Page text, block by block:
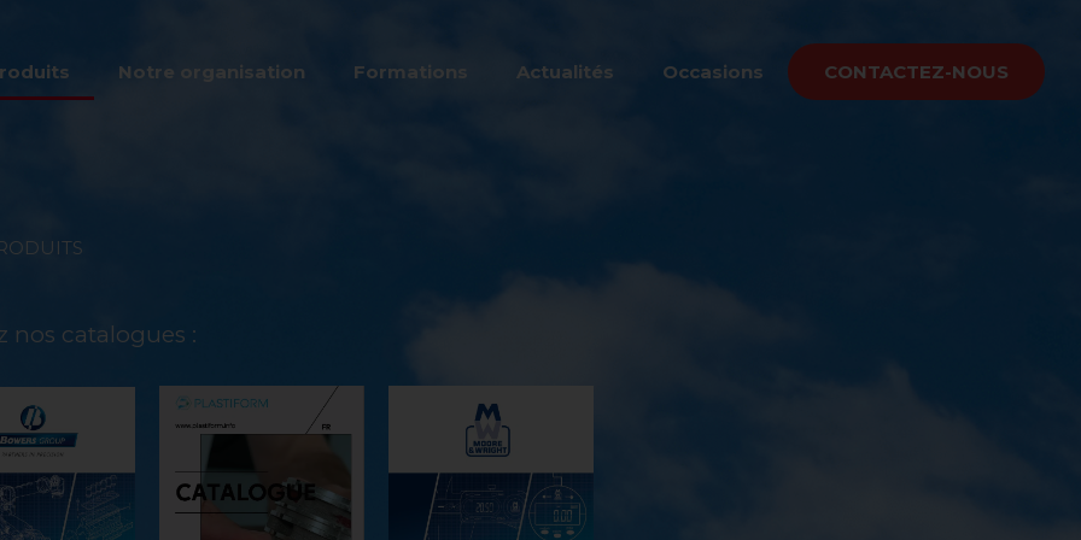
Notre organisation Formations Actualités Occasions CONTACTEZ-NOUS
nos catalogues :